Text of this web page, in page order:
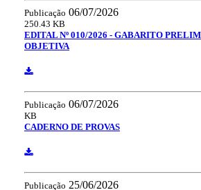
Publicação 06/07/2026
250.43 KB
EDITAL Nº 010/2026 - GABARITO
OBJETIVA
Publicação 06/07/2026
KB
CADERNO DE PROVAS
Publicação 25/06/2026